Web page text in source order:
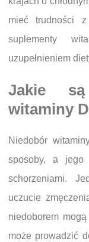
mieć trudności
suplementy
uzupełnieniem
Jakie
witaminy D
Niedobór
sposoby, a
schorzeniami.
uczucie
niedoborem
może prowadzić